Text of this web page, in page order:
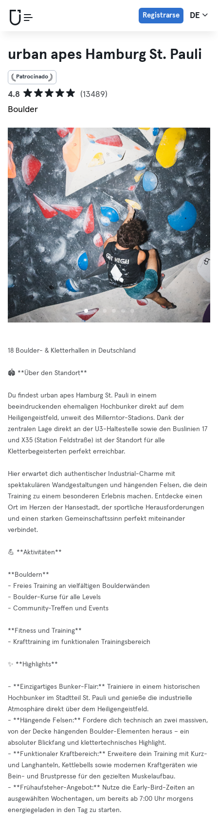
Registrarse DE
urban apes Hamburg St. Pauli
Patrocinado
4.8
(13489)
Boulder
18 Boulder- & Kletterhallen in Deutschland
🏟️ **Über den Standort**
Du findest urban apes Hamburg St. Pauli in einem
beeindruckenden ehemaligen Hochbunker direkt auf dem
Heiligengeistfeld, unweit des Millerntor-Stadions. Dank der
zentralen Lage direkt an der U3-Haltestelle sowie den Buslinien 17
und X35 (Station Feldstraße) ist der Standort für alle
Kletterbegeisterten perfekt erreichbar.
Hier erwartet dich authentischer Industrial-Charme mit
spektakulären Wandgestaltungen und hängenden Felsen, die dein
Training zu einem besonderen Erlebnis machen. Entdecke einen
Ort im Herzen der Hansestadt, der sportliche Herausforderungen
und einen starken Gemeinschaftssinn perfekt miteinander
verbindet.
💪 **Aktivitäten**
**Bouldern**
- Freies Training an vielfältigen Boulderwänden
- Boulder-Kurse für alle Levels
- Community-Treffen und Events
**Fitness und Training**
- Krafttraining im funktionalen Trainingsbereich
✨ **Highlights**
- **Einzigartiges Bunker-Flair:** Trainiere in einem historischen
Hochbunker im Stadtteil St. Pauli und genieße die industrielle
Atmosphäre direkt über dem Heiligengeistfeld.
- **Hängende Felsen:** Fordere dich technisch an zwei massiven,
von der Decke hängenden Boulder-Elementen heraus – ein
absoluter Blickfang und klettertechnisches Highlight.
- **Funktionaler Kraftbereich:** Erweitere dein Training mit Kurz-
und Langhanteln, Kettlebells sowie modernen Kraftgeräten wie
Bein- und Brustpresse für den gezielten Muskelaufbau.
- **Frühaufsteher-Angebot:** Nutze die Early-Bird-Zeiten an
ausgewählten Wochentagen, um bereits ab 7:00 Uhr morgens
energiegeladen in den Tag zu starten.